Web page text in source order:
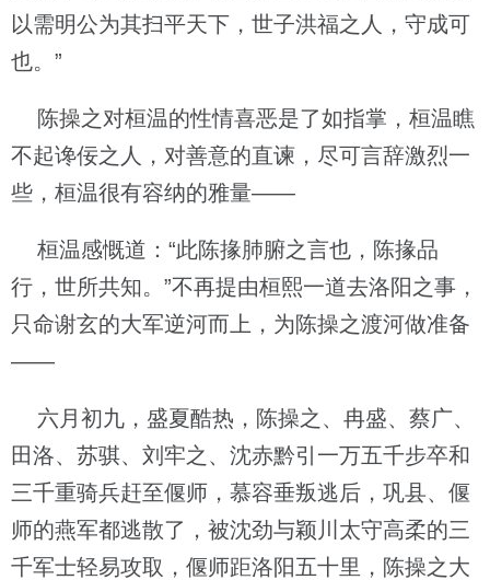
以需明公为其扫平天下，世子洪福之人，守成可
也。”
陈操之对桓温的性情喜恶是了如指掌，桓温瞧
不起谗佞之人，对善意的直谏，尽可言辞激烈一
些，桓温很有容纳的雅量——
桓温感慨道：“此陈掾肺腑之言也，陈掾品
行，世所共知。”不再提由桓熙一道去洛阳之事，
只命谢玄的大军逆河而上，为陈操之渡河做准备
——
六月初九，盛夏酷热，陈操之、冉盛、蔡广、
田洛、苏骐、刘牢之、沈赤黔引一万五千步卒和
三千重骑兵赶至偃师，慕容垂叛逃后，巩县、偃
师的燕军都逃散了，被沈劲与颖川太守高柔的三
千军士轻易攻取，偃师距洛阳五十里，陈操之大